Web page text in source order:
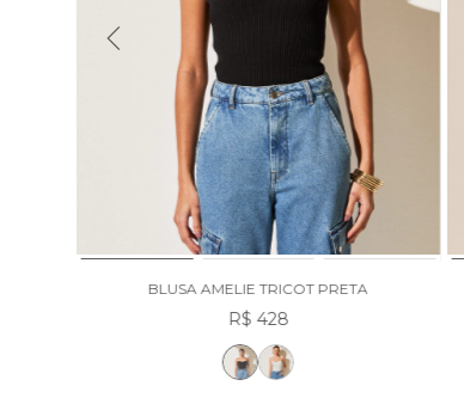
BLUSA AMELIE TRICOT PRETA
R$ 428